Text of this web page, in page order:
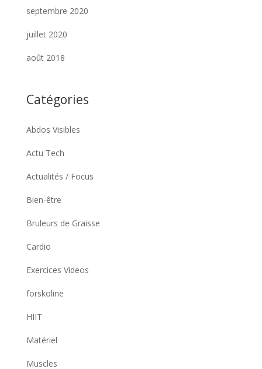
septembre 2020
juillet 2020
août 2018
Catégories
Abdos Visibles
Actu Tech
Actualités / Focus
Bien-être
Bruleurs de Graisse
Cardio
Exercices Videos
forskoline
HIIT
Matériel
Muscles